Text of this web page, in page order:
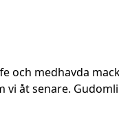
och medhavda
vi åt senare.